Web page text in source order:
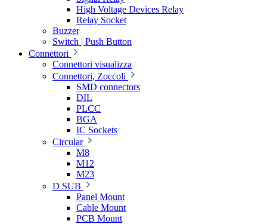
High Voltage Devices Relay
Relay Socket
Buzzer
Switch | Push Button
Connettori
Connettori visualizza
Connettori, Zoccoli
SMD connectors
DIL
PLCC
BGA
IC Sockets
Circular
M8
M12
M23
D SUB
Panel Mount
Cable Mount
PCB Mount